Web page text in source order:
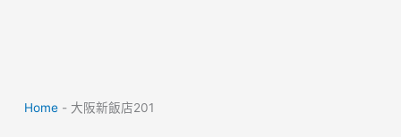
Home - 大阪新飯店201